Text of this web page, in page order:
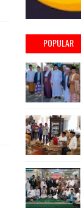
POPULAR